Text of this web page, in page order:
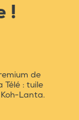
!
de
Télé : tuile
Lanta.